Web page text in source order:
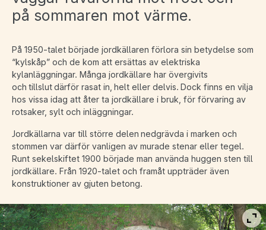
på sommaren mot värme.
På 1950-talet började jordkällaren förlora sin betydelse som
“kylskåp” och de kom att ersättas av elektriska
kylanläggningar. Många jordkällare har övergivits
och tillslut därför rasat in, helt eller delvis. Dock finns en vilja
hos vissa idag att åter ta jordkällare i bruk, för förvaring av
rotsaker, sylt och inläggningar.
Jordkällarna var till större delen nedgrävda i marken och
stommen var därför vanligen av murade stenar eller tegel.
Runt sekelskiftet 1900 började man använda huggen sten till
jordkällare. Från 1920-talet och framåt uppträder även
konstruktioner av gjuten betong.